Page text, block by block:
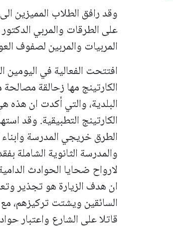
وقد رافق الطلاب المميزين
على الطرقات والمربي
المربيات والمربين لصفوف
افتتحت الفعالية في
الكارتينج مها زحالقة
البلدية، والتي أكدت ان هذه
الكارتينج التطبيقية. وقد
الطرق خريجي المدرسة وابناء
والمدرسة الثانوية الشاملة
لارواح ضحايا الحوادث
ان هدف الزيارة هو تجذير
السائقين ويشتت تركيزهم،
قاتلا على الشارع واعتبار